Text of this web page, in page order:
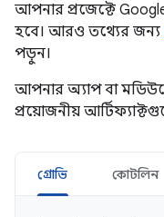
আপনার প্রজেক্টে
হবে। আরও তথ্যের জন্য
পড়ুন।
আপনার অ্যাপ বা
প্রয়োজনীয়
গ্রোভি কোটলিন